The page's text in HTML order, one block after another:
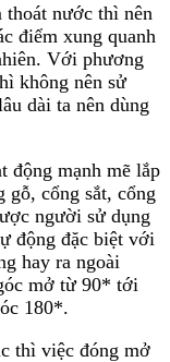
nước thì nên
điểm xung quanh
Với phương
không nên sử
dài ta nên dùng
động mạnh mẽ lắp
gỗ, cổng sắt, cổng
người sử dụng
động đặc biệt với
hay ra ngoài
mở từ 90* tới
180*.
thì việc đóng mở